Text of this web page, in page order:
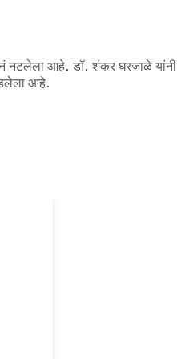
नटलेला आहे. डॉ. शंकर घरजाळे
आहे.